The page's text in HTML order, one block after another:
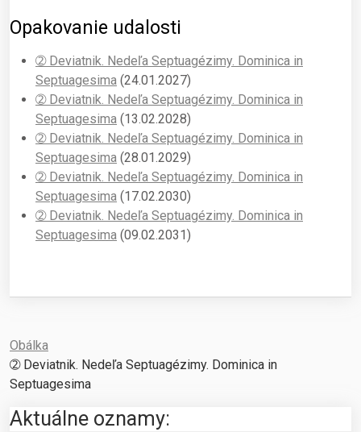
Opakovanie udalosti
➁ Deviatnik. Nedeľa Septuagézimy. Dominica in
Septuagesima (24.01.2027)
➁ Deviatnik. Nedeľa Septuagézimy. Dominica in
Septuagesima (13.02.2028)
➁ Deviatnik. Nedeľa Septuagézimy. Dominica in
Septuagesima (28.01.2029)
➁ Deviatnik. Nedeľa Septuagézimy. Dominica in
Septuagesima (17.02.2030)
➁ Deviatnik. Nedeľa Septuagézimy. Dominica in
Septuagesima (09.02.2031)
Obálka
➁ Deviatnik. Nedeľa Septuagézimy. Dominica in
Septuagesima
Aktuálne oznamy: